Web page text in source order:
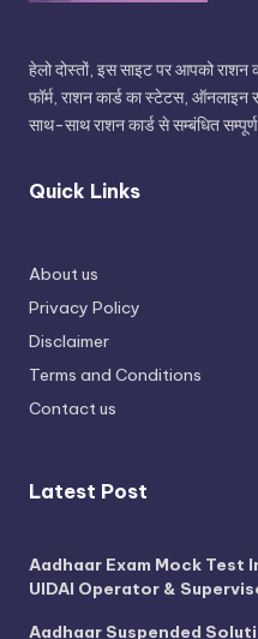
हेलो दोस्तों, इस साइट पर आपको
फॉर्म, राशन कार्ड का स्टेटस, ऑनलाइन
साथ-साथ राशन कार्ड से सम्बंधित
Quick Links
About us
Privacy Policy
Disclaimer
Terms and Conditions
Contact us
Latest Post
Aadhaar Exam Mock Test
UIDAI Operator &
Aadhaar Suspended